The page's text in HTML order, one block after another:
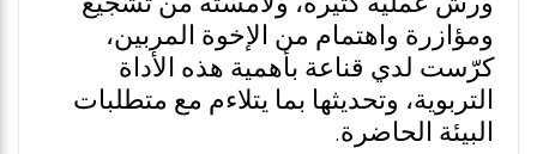
ومؤازرة واهتمام من الإخوة المربين،
كرّست لدي قناعة بأهمية هذه الأداة
التربوية، وتحديثها بما يتلاءم مع متطلبات
البيئة الحاضرة.